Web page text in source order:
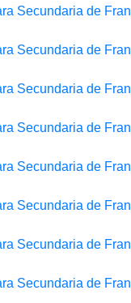
Secundaria de
Secundaria de
Secundaria de
Secundaria de
Secundaria de
Secundaria de
Secundaria de
Secundaria de